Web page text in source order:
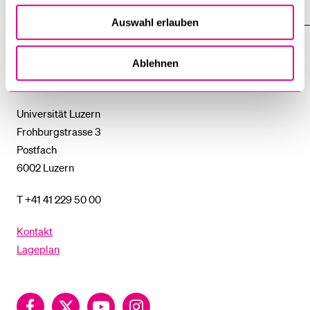
Auswahl erlauben
AblehnenUniversität
Luzern
Universität Luzern
Frohburgstrasse 3
Postfach
6002 Luzern
T +41 41 229 50 00
Kontakt
Lageplan
FacebookTwitter YouTubeInstagram
UNTERMENÜ
EINFACH FINDEN
UNTERMENÜ